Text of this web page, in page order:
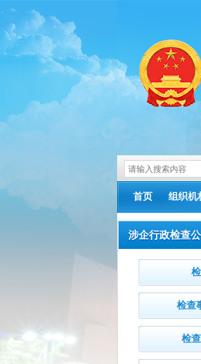
首页 组织机
涉企行政检查
检查
检